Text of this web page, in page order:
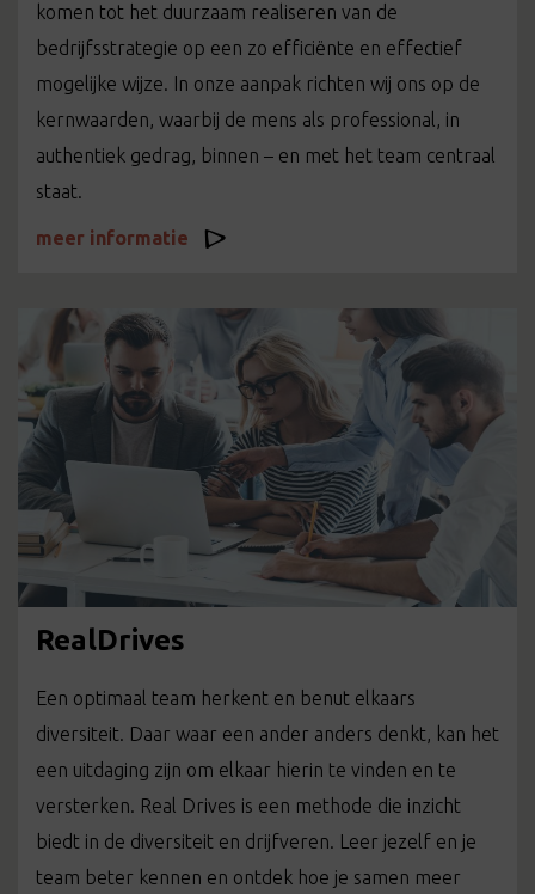
komen tot het duurzaam realiseren van de
bedrijfsstrategie op een zo efficiënte en effectief
mogelijke wijze. In onze aanpak richten wij ons op de
kernwaarden, waarbij de mens als professional, in
authentiek gedrag, binnen – en met het team centraal
staat.
meer informatie
RealDrives
Een optimaal team herkent en benut elkaars
diversiteit. Daar waar een ander anders denkt, kan het
een uitdaging zijn om elkaar hierin te vinden en te
versterken. Real Drives is een methode die inzicht
biedt in de diversiteit en drijfveren. Leer jezelf en je
team beter kennen en ontdek hoe je samen meer